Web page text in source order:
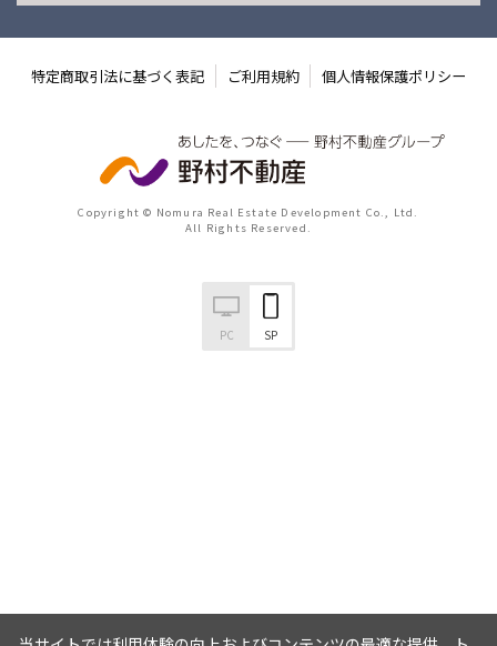
特定商取引法に基づく表記 ご利用規約 個人情報保護ポリシー
Copyright © Nomura Real Estate Development Co., Ltd.
All Rights Reserved.
PC SP